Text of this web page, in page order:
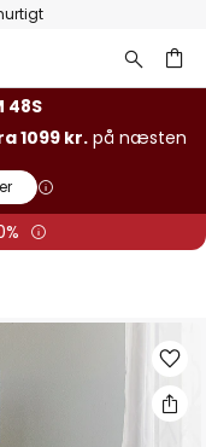
48S
1099 kr. på næsten